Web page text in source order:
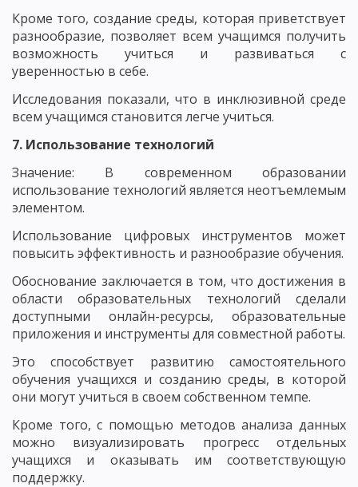
Кроме того, создание среды, которая приветствует
разнообразие, позволяет всем учащимся получить
возможность учиться и развиваться с
уверенностью в себе.
Исследования показали, что в инклюзивной среде
всем учащимся становится легче учиться.
7. Использование технологий
Значение: В современном образовании
использование технологий является неотъемлемым
элементом.
Использование цифровых инструментов может
повысить эффективность и разнообразие обучения.
Обоснование заключается в том, что достижения в
области образовательных технологий сделали
доступными онлайн-ресурсы, образовательные
приложения и инструменты для совместной работы.
Это способствует развитию самостоятельного
обучения учащихся и созданию среды, в которой
они могут учиться в своем собственном темпе.
Кроме того, с помощью методов анализа данных
можно визуализировать прогресс отдельных
учащихся и оказывать им соответствующую
поддержку.